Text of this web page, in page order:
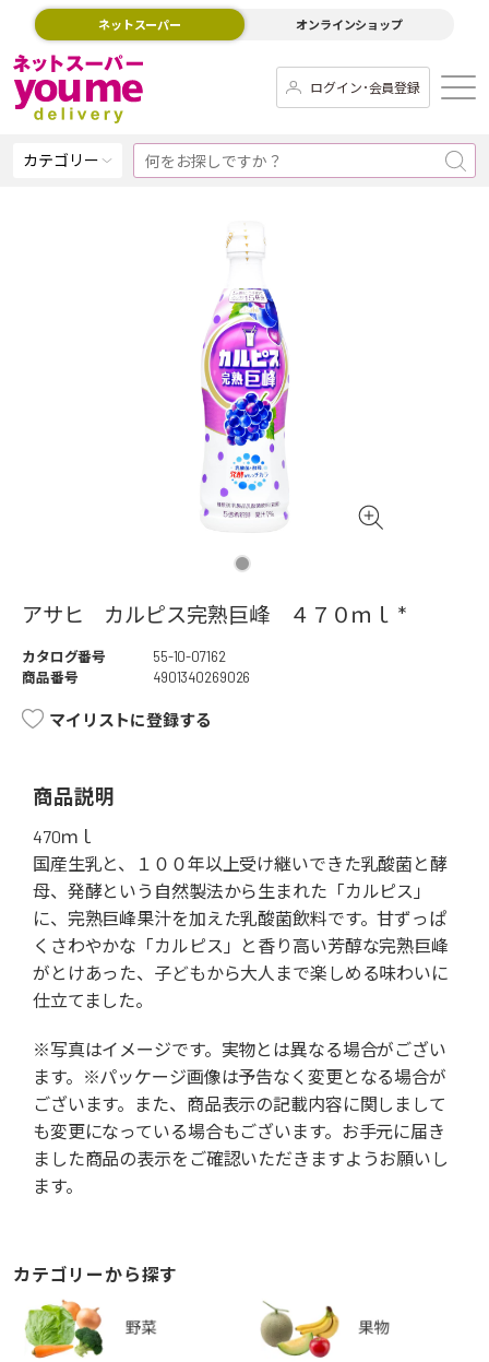
ネットスーパー オンラインショップ
ログイン･会員登録
カテゴリー
アサヒ カルピス完熟巨峰 ４７０ｍｌ *
カタログ番号
55-10-07162
商品番号
4901340269026
マイリストに登録する
商品説明
470ｍｌ
国産生乳と、１００年以上受け継いできた乳酸菌と酵
母、発酵という自然製法から生まれた「カルピス」
に、完熟巨峰果汁を加えた乳酸菌飲料です。甘ずっぱ
くさわやかな「カルピス」と香り高い芳醇な完熟巨峰
がとけあった、子どもから大人まで楽しめる味わいに
仕立てました。
※写真はイメージです。実物とは異なる場合がござい
ます。※パッケージ画像は予告なく変更となる場合が
ございます。また、商品表示の記載内容に関しまして
も変更になっている場合もございます。お手元に届き
ました商品の表示をご確認いただきますようお願いし
ます。
カテゴリーから探す